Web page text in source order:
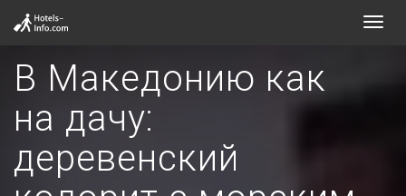
В Македонию как
на дачу:
деревенский